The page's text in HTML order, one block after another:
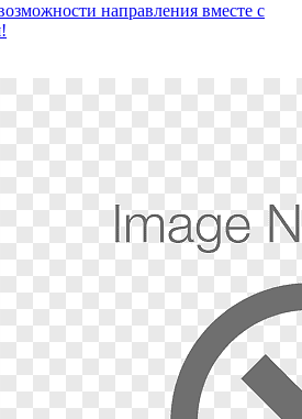
направления вместе с